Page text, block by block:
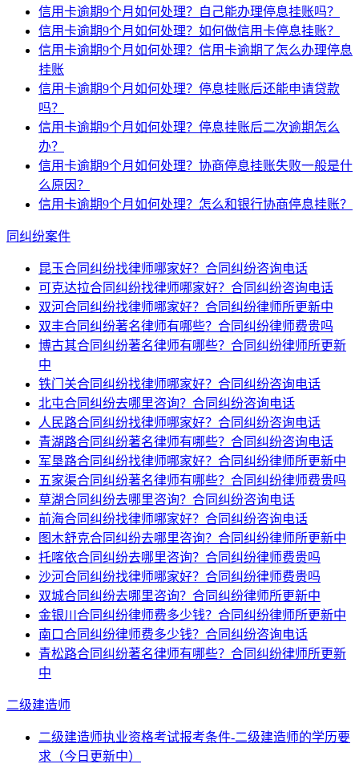
信用卡逾期9个月如何处理？自己能办理停息挂账吗？
信用卡逾期9个月如何处理？如何做信用卡停息挂账？
信用卡逾期9个月如何处理？信用卡逾期了怎么办理停息
挂账
信用卡逾期9个月如何处理？停息挂账后还能申请贷款
吗？
信用卡逾期9个月如何处理？停息挂账后二次逾期怎么
办？
信用卡逾期9个月如何处理？协商停息挂账失败一般是什
么原因？
信用卡逾期9个月如何处理？怎么和银行协商停息挂账？
同纠纷案件
昆玉合同纠纷找律师哪家好？合同纠纷咨询电话
可克达拉合同纠纷找律师哪家好？合同纠纷咨询电话
双河合同纠纷找律师哪家好？合同纠纷律师所更新中
双丰合同纠纷著名律师有哪些？合同纠纷律师费贵吗
博古其合同纠纷著名律师有哪些？合同纠纷律师所更新
中
铁门关合同纠纷找律师哪家好？合同纠纷咨询电话
北屯合同纠纷去哪里咨询？合同纠纷咨询电话
人民路合同纠纷找律师哪家好？合同纠纷咨询电话
青湖路合同纠纷著名律师有哪些？合同纠纷咨询电话
军垦路合同纠纷找律师哪家好？合同纠纷律师所更新中
五家渠合同纠纷著名律师有哪些？合同纠纷律师费贵吗
草湖合同纠纷去哪里咨询？合同纠纷咨询电话
前海合同纠纷找律师哪家好？合同纠纷咨询电话
图木舒克合同纠纷去哪里咨询？合同纠纷律师所更新中
托喀依合同纠纷去哪里咨询？合同纠纷律师费贵吗
沙河合同纠纷找律师哪家好？合同纠纷律师费贵吗
双城合同纠纷去哪里咨询？合同纠纷律师所更新中
金银川合同纠纷律师费多少钱？合同纠纷律师所更新中
南口合同纠纷律师费多少钱？合同纠纷咨询电话
青松路合同纠纷著名律师有哪些？合同纠纷律师所更新
中
二级建造师
二级建造师执业资格考试报考条件-二级建造师的学历要
求（今日更新中）